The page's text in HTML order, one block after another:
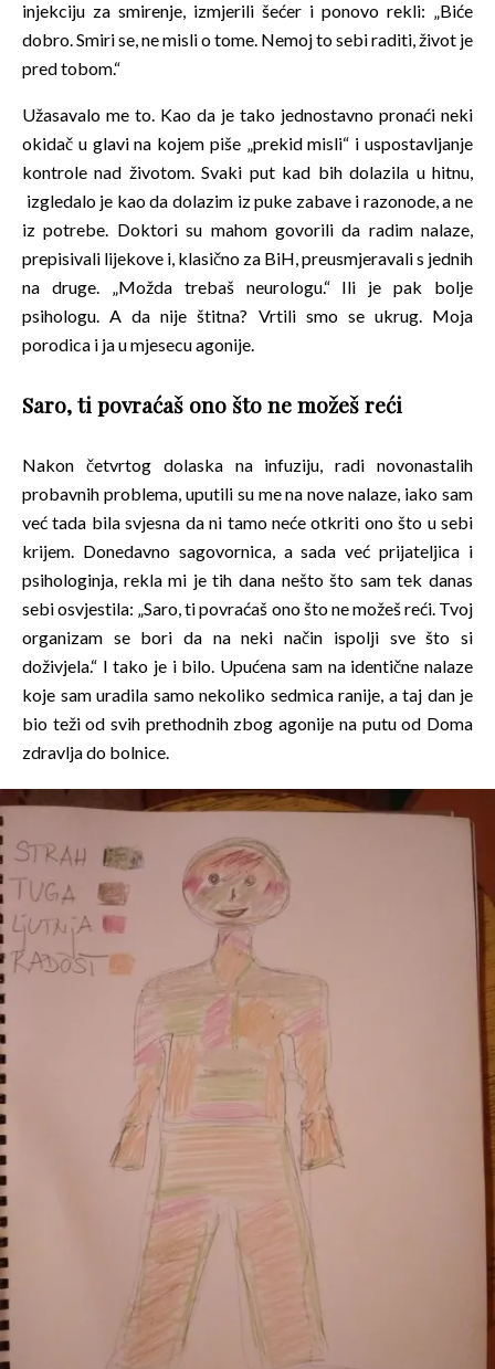
injekciju za smirenje, izmjerili šećer i ponovo rekli: „Biće
dobro. Smiri se, ne misli o tome. Nemoj to sebi raditi, život je
pred tobom.“
Užasavalo me to. Kao da je tako jednostavno pronaći neki
okidač u glavi na kojem piše „prekid misli“ i uspostavljanje
kontrole nad životom. Svaki put kad bih dolazila u hitnu,
izgledalo je kao da dolazim iz puke zabave i razonode, a ne
iz potrebe. Doktori su mahom govorili da radim nalaze,
prepisivali lijekove i, klasično za BiH, preusmjeravali s jednih
na druge. „Možda trebaš neurologu.“ Ili je pak bolje
psihologu. A da nije štitna? Vrtili smo se ukrug. Moja
porodica i ja u mjesecu agonije.
Saro, ti povraćaš ono što ne možeš reći
Nakon četvrtog dolaska na infuziju, radi novonastalih
probavnih problema, uputili su me na nove nalaze, iako sam
već tada bila svjesna da ni tamo neće otkriti ono što u sebi
krijem. Donedavno sagovornica, a sada već prijateljica i
psihologinja, rekla mi je tih dana nešto što sam tek danas
sebi osvjestila: „Saro, ti povraćaš ono što ne možeš reći. Tvoj
organizam se bori da na neki način ispolji sve što si
doživjela.“ I tako je i bilo. Upućena sam na identične nalaze
koje sam uradila samo nekoliko sedmica ranije, a taj dan je
bio teži od svih prethodnih zbog agonije na putu od Doma
zdravlja do bolnice.